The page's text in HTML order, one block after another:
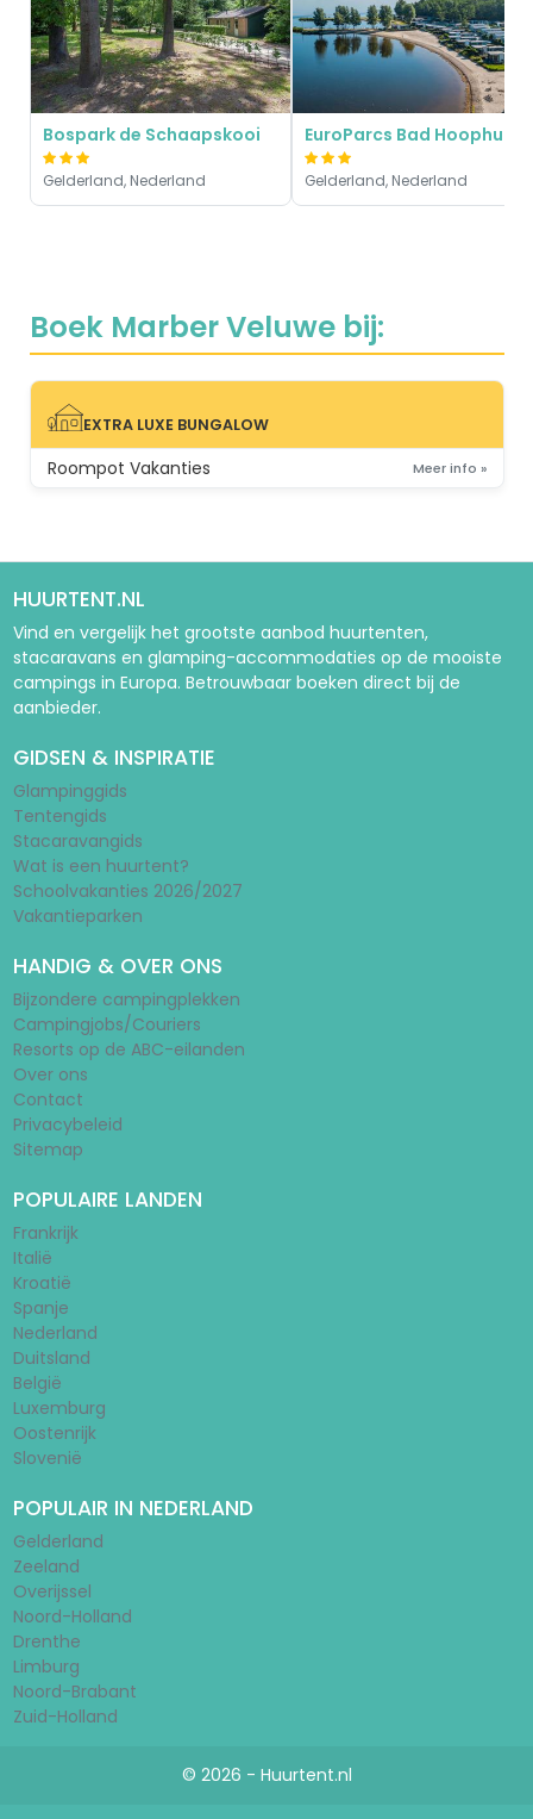
Boek Marber Veluwe bij:
EXTRA LUXE BUNGALOW
EXTRA LUXE BUNGALOW
Roompot Vakanties Meer info »
Bospark de Schaapskooi
Gelderland, Nederland
EuroParcs Bad
Gelderland, Nederland
HUURTENT.NL
Vind en vergelijk het grootste aanbod huurtenten,
stacaravans en glamping-accommodaties op de mooiste
campings in Europa. Betrouwbaar boeken direct bij de
aanbieder.
GIDSEN & INSPIRATIE
Glampinggids
Tentengids
Stacaravangids
Wat is een huurtent?
Schoolvakanties 2026/2027
Vakantieparken
HANDIG & OVER ONS
Bijzondere campingplekken
Campingjobs/Couriers
Resorts op de ABC-eilanden
Over ons
Contact
Privacybeleid
Sitemap
POPULAIRE LANDEN
Frankrijk
Italië
Kroatië
Spanje
Nederland
Duitsland
België
Luxemburg
Oostenrijk
Slovenië
POPULAIR IN NEDERLAND
Gelderland
Zeeland
Overijssel
Noord-Holland
Drenthe
Limburg
Noord-Brabant
Zuid-Holland
© 2026 - Huurtent.nl